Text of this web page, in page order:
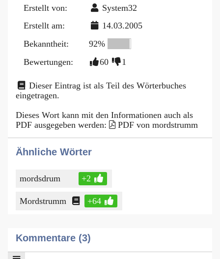
Erstellt von:
System32
Erstellt am:
14.03.2005
Bekanntheit:
92%
Bewertungen:
60 1
Dieser Eintrag ist als Teil des Wörterbuches
eingetragen.
Dieses Wort kann mit den Informationen auch als
PDF ausgegeben werden:
PDF von mordstrumm
Ähnliche Wörter
mordsdrum +2
Mordstrumm +64
Kommentare (3)